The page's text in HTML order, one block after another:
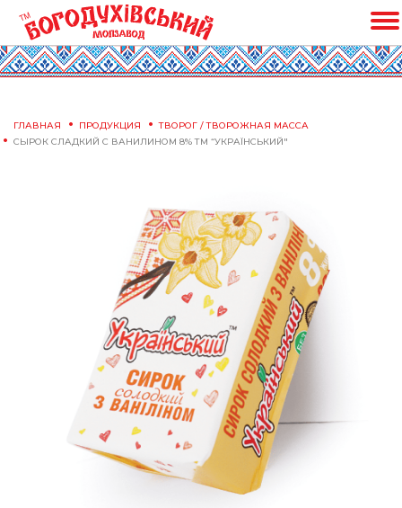
ГЛАВНАЯ ПРОДУКЦИЯ
ТВОРОГ / ТВОРОЖНАЯ МАССА
СЫРОК СЛАДКИЙ С ВАНИЛИНОМ 8% ТМ “УКРАЇНСЬКИЙ"